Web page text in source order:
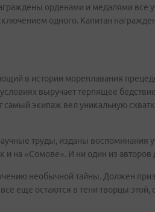
орденами и медалями все
одного. Капитан
в истории мореплавания
выручает терпящее
самый экипаж вел уникальную
труды, изданы воспоминания
и на «Сомове». И ни один из авторов
необычной тайны. Должен
еще остаются в тени творцы этой,